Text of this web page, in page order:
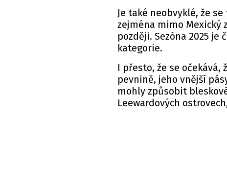
Je také neobvyklé, že
zejména mimo Mexický
později. Sezóna 2025
kategorie.
I přesto, že se
pevnině, jeho vnější
mohly způsobit
Leewardových